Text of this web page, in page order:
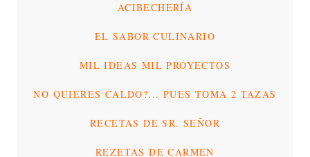
ACIBECHERÍA
EL SABOR CULINARIO
MIL IDEAS MIL PROYECTOS
NO QUIERES CALDO?... PUES TOMA 2 TAZAS
RECETAS DE SR. SEÑOR
REZETAS DE CARMEN